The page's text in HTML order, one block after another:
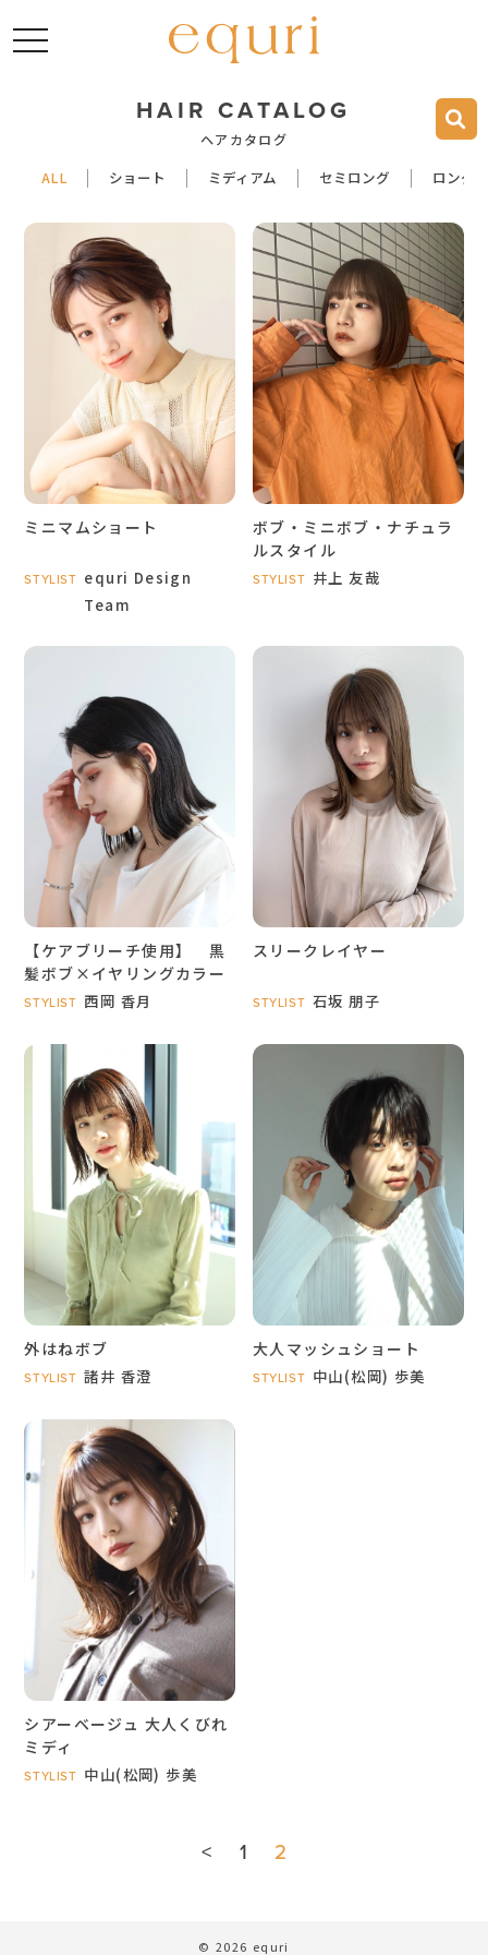
toggle navigation
HAIR CATALOG
ヘアカタログ
ALL ショート ミディアム セミロング ロング
ミニマムショート
STYLIST equri Design
Team
ボブ・ミニボブ・ナチュラ
ルスタイル
STYLIST 井上 友哉
【ケアブリーチ使用】 黒
髪ボブ×イヤリングカラー
STYLIST 西岡 香月
スリークレイヤー
STYLIST 石坂 朋子
外はねボブ
STYLIST 諸井 香澄
大人マッシュショート
STYLIST 中山(松岡) 歩美
シアーベージュ 大人くびれ
ミディ
STYLIST 中山(松岡) 歩美
< 1 2
© 2026 equri